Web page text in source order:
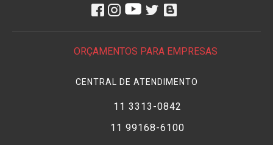
ORÇAMENTOS PARA EMPRESAS
CENTRAL DE ATENDIMENTO
11 3313-0842
11 99168-6100